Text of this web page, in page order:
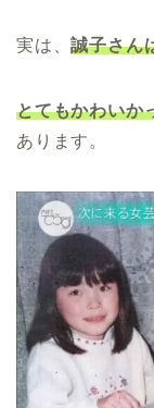
実は、誠子さん
とてもかわいか
あります。